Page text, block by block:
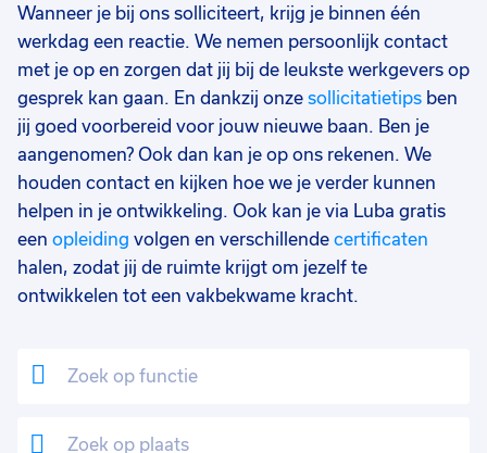
Wanneer je bij ons solliciteert, krijg je binnen één
werkdag een reactie. We nemen persoonlijk contact
met je op en zorgen dat jij bij de leukste werkgevers op
gesprek kan gaan. En dankzij onze sollicitatietips ben
jij goed voorbereid voor jouw nieuwe baan. Ben je
aangenomen? Ook dan kan je op ons rekenen. We
houden contact en kijken hoe we je verder kunnen
helpen in je ontwikkeling. Ook kan je via Luba gratis
een opleiding volgen en verschillende certificaten
halen, zodat jij de ruimte krijgt om jezelf te
ontwikkelen tot een vakbekwame kracht.